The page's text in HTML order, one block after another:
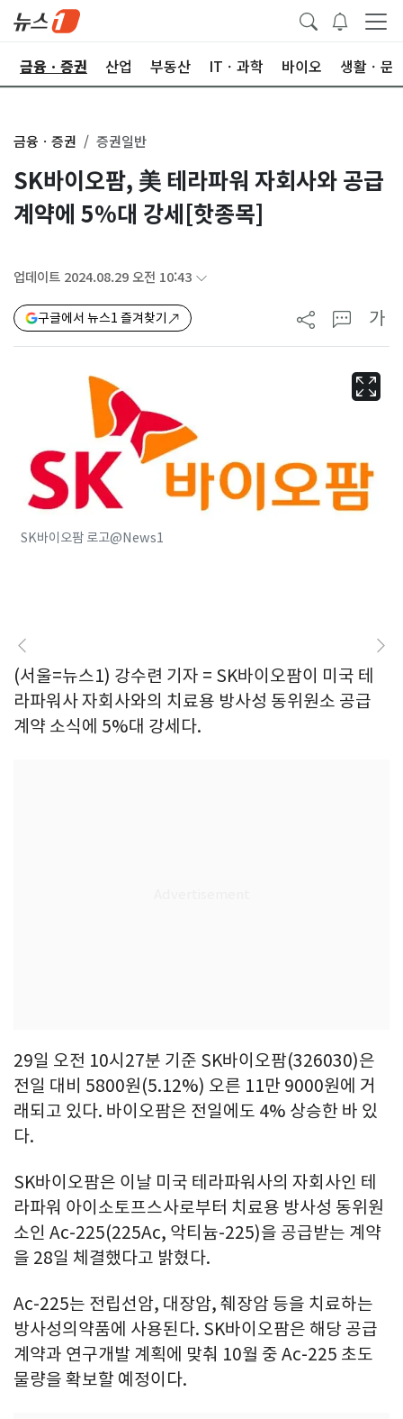
금융ㆍ증권 산업 부동산 ITㆍ과학 바이오 생활ㆍ문
금융ㆍ증권 증권일반
SK바이오팜, 美 테라파워 자회사와 공급
계약에 5%대 강세[핫종목]
업데이트 2024.08.29 오전 10:43
구글에서 뉴스1 즐겨찾기 가
SK바이오팜 로고@News1
(서울=뉴스1) 강수련 기자 = SK바이오팜이 미국 테
라파워사 자회사와의 치료용 방사성 동위원소 공급
계약 소식에 5%대 강세다.
29일 오전 10시27분 기준 SK바이오팜(326030)은
전일 대비 5800원(5.12%) 오른 11만 9000원에 거
래되고 있다. 바이오팜은 전일에도 4% 상승한 바 있
다.
SK바이오팜은 이날 미국 테라파워사의 자회사인 테
라파워 아이소토프스사로부터 치료용 방사성 동위원
소인 Ac-225(225Ac, 악티늄-225)을 공급받는 계약
을 28일 체결했다고 밝혔다.
Ac-225는 전립선암, 대장암, 췌장암 등을 치료하는
방사성의약품에 사용된다. SK바이오팜은 해당 공급
계약과 연구개발 계획에 맞춰 10월 중 Ac-225 초도
물량을 확보할 예정이다.